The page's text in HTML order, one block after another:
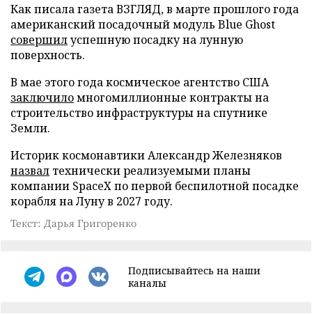
Как писала газета ВЗГЛЯД, в марте прошлого года
американский посадочный модуль Blue Ghost
совершилуспешную посадку на лунную
поверхность.
В мае этого года космическое агентство США
заключиломногомиллионные контракты на
строительство инфраструктуры на спутнике
Земли.
Историк космонавтики Александр Железняков
назвал технически реализуемыми планы
компании SpaceX по первой беспилотной посадке
корабля на Луну в 2027 году.
Текст: Дарья Григоренко
Подписывайтесь на наши
каналы